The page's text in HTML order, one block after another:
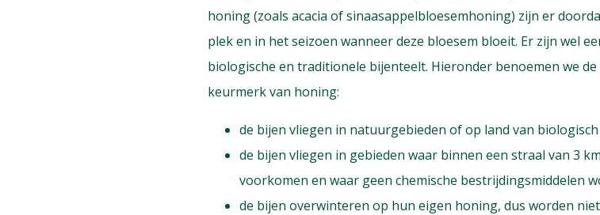
honing (zoals acacia of sinaasappelbloesemhoning) zijn er
plek en in het seizoen wanneer deze bloesem bloeit. Er zijn wel
biologische en traditionele bijenteelt. Hieronder benoemen we
keurmerk van honing:
de bijen vliegen in natuurgebieden of op land van
de bijen vliegen in gebieden waar binnen een straal van 3
voorkomen en waar geen chemische bestrijdingsmiddelen
de bijen overwinteren op hun eigen honing, dus worden